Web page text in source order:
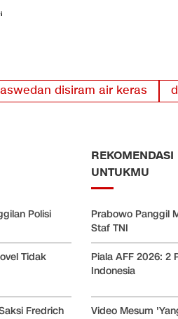
disiram air keras
Polisi
Tidak
Fredrich
REKOMENDASI
UNTUKMU
Prabowo Panggil
Staf TNI
Piala AFF 2026: 2
Indonesia
Video Mesum
Pria Jadi